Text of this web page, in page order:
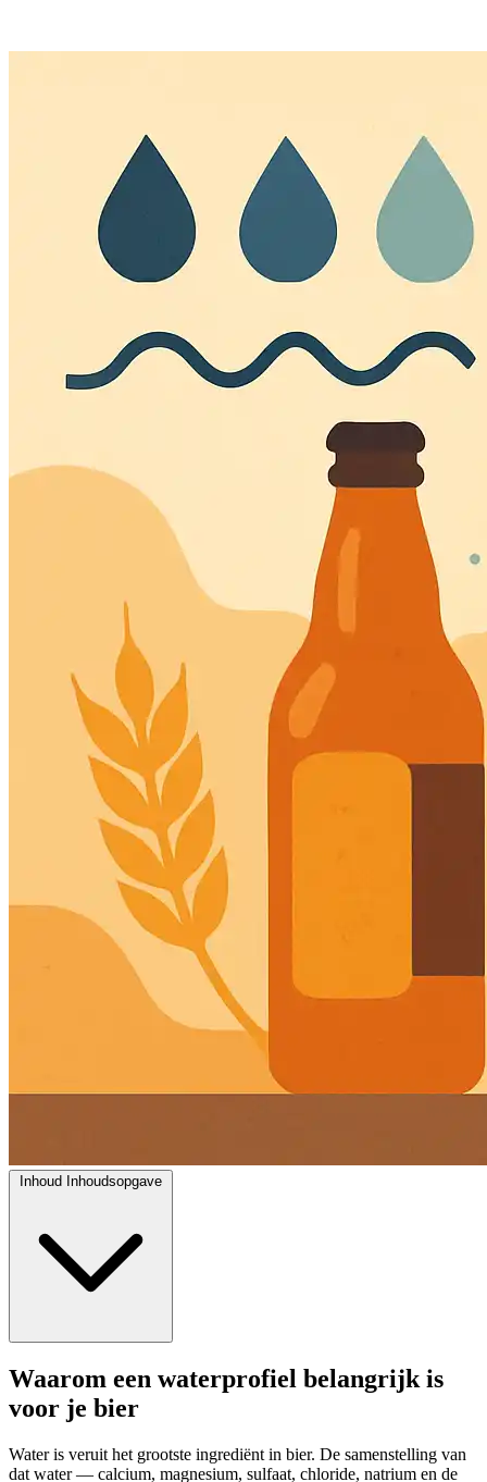
Inhoud Inhoudsopgave
Waarom een waterprofiel belangrijk is
voor je bier
Water is veruit het grootste ingrediënt in bier. De samenstelling van
dat water — calcium, magnesium, sulfaat, chloride, natrium en de